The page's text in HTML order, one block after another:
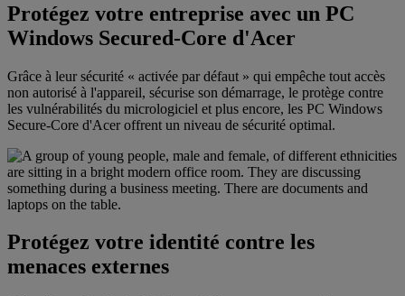
Protégez votre entreprise avec un PC
Windows Secured-Core d'Acer
Grâce à leur sécurité « activée par défaut » qui empêche tout accès
non autorisé à l'appareil, sécurise son démarrage, le protège contre
les vulnérabilités du micrologiciel et plus encore, les PC Windows
Secure-Core d'Acer offrent un niveau de sécurité optimal.
Protégez votre identité contre les
menaces externes